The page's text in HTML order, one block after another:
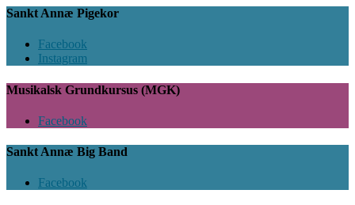
Sankt Annæ Pigekor
Facebook
Instagram
Musikalsk Grundkursus (MGK)
Facebook
Sankt Annæ Big Band
Facebook